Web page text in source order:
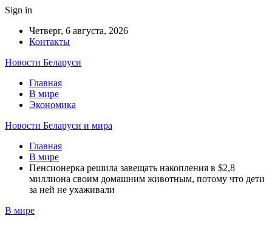
Sign in
Четверг, 6 августа, 2026
Контакты
Новости Беларуси
Главная
В мире
Экономика
Новости Беларуси и мира
Главная
В мире
Пенсионерка решила завещать накопления в $2,8
миллиона своим домашним животным, потому что дети
за ней не ухаживали
В мире